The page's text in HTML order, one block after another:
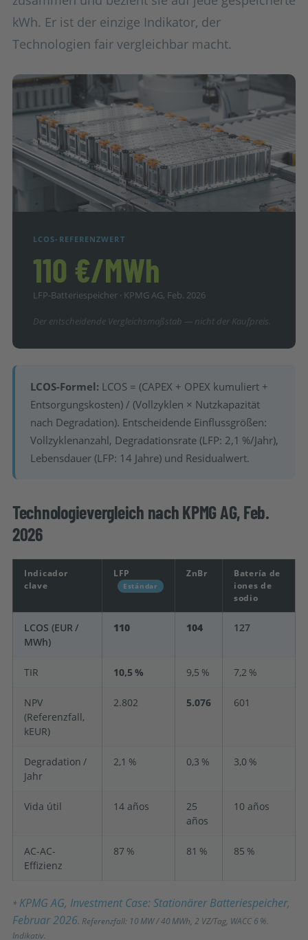
kWh. Er ist der einzige Indikator, der
Technologien fair vergleichbar macht.
LCOS-REFERENZWERT
110 €/MWh
LFP-Batteriespeicher · KPMG AG, Feb. 2026
Der entscheidende Vergleichsmaßstab — nicht der Kaufpreis.
LCOS-Formel: LCOS = (CAPEX + OPEX kumuliert +
Entsorgungskosten) / (Vollzyklen × Nutzkapazität
nach Degradation). Entscheidende Einflussgrößen:
Vollzyklenanzahl, Degradationsrate (LFP: 2,1 %/Jahr),
Lebensdauer (LFP: 14 Jahre) und Residualwert.
Technologievergleich nach KPMG AG, Feb.
2026
Indicador
clave
LFP
Estándar
ZnBr
Batería de
iones de
sodio
LCOS (EUR /
MWh)
110 104 127
TIR 10,5 % 9,5 % 7,2 %
NPV
(Referenzfall,
kEUR)
2.802 5.076 601
Degradation /
Jahr
2,1 % 0,3 % 3,0 %
Vida útil 14 años
25
años
10 años
AC-AC-
Effizienz
87 % 81 % 85 %
* KPMG AG, Investment Case: Stationärer Batteriespeicher,
Februar 2026. Referenzfall: 10 MW / 40 MWh, 2 VZ/Tag, WACC 6 %.
Indikativ.